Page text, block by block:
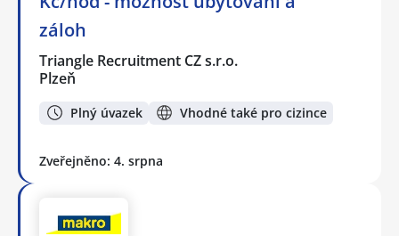
záloh
Triangle Recruitment CZ s.r.o.
Plzeň
Plný úvazek Vhodné také pro cizince
Zveřejněno: 4. srpna